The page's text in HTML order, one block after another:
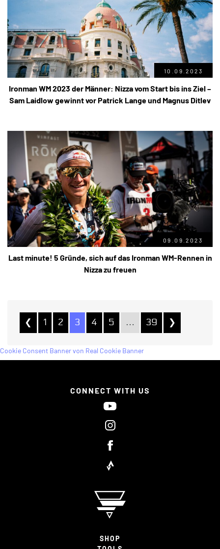
10.09.2023
Ironman WM 2023 der Männer: Nizza vom Start bis ins Ziel –
Sam Laidlow gewinnt vor Patrick Lange und Magnus Ditlev
09.09.2023
Last minute! 5 Gründe, sich auf das Ironman WM-Rennen in
Nizza zu freuen
❮ 1 2 3 4 5 … 39 ❯
CONNECT WITH US
SHOP
Cookie Consent Banner von Real Cookie Banner